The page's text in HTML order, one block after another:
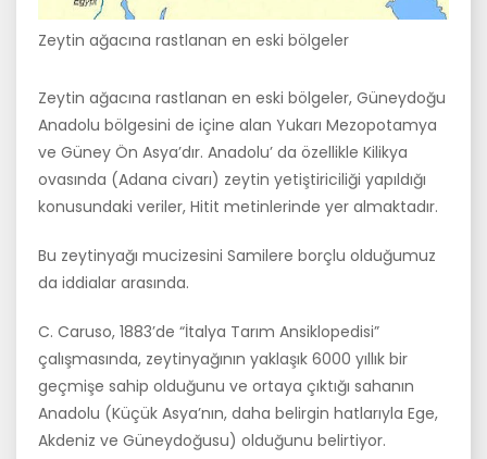
Zeytin ağacına rastlanan en eski bölgeler
Zeytin ağacına rastlanan en eski bölgeler, Güneydoğu
Anadolu bölgesini de içine alan Yukarı Mezopotamya
ve Güney Ön Asya’dır. Anadolu’ da özellikle Kilikya
ovasında (Adana civarı) zeytin yetiştiriciliği yapıldığı
konusundaki veriler, Hitit metinlerinde yer almaktadır.
Bu zeytinyağı mucizesini Samilere borçlu olduğumuz
da iddialar arasın­da.
C. Caruso, 1883’de “İtalya Tarım Ansiklopedisi”
çalışmasında, zeytin­yağının yaklaşık 6000 yıllık bir
geçmişe sahip olduğunu ve ortaya çıktığı sahanın
Anadolu (Küçük Asya’nın, daha belirgin hatlarıyla Ege,
Akde­niz ve Güneydoğusu) olduğunu belirtiyor.